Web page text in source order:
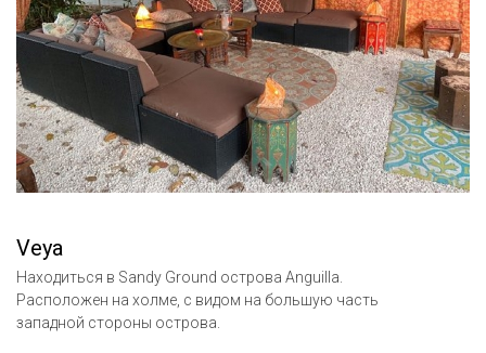
Veya
Находиться в Sandy Ground острова Anguilla.
Расположен на холме, с видом на большую часть
западной стороны острова.